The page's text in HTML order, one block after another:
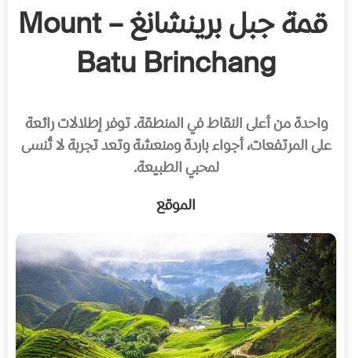
قمة جبل برينشانغ – Mount
Batu Brinchang
واحدة من أعلى النقاط في المنطقة. توفر إطلالات رائعة
على المرتفعات، أجواء باردة ومنعشة وتعد تجربة لا تُنسى
لمحبي الطبيعة.
الموقع